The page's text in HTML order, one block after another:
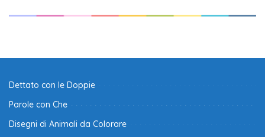
Dettato con le Doppie
Parole con Che
Disegni di Animali da Colorare